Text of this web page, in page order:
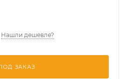
Нашли дешевле?
ЗАКАЗ